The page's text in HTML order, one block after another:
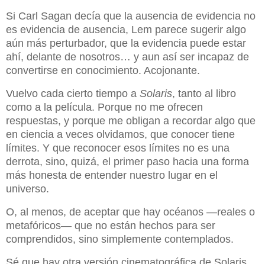
Si Carl Sagan decía que la ausencia de evidencia no
es evidencia de ausencia, Lem parece sugerir algo
aún más perturbador, que la evidencia puede estar
ahí, delante de nosotros… y aun así ser incapaz de
convertirse en conocimiento. Acojonante.
Vuelvo cada cierto tiempo a Solaris, tanto al libro
como a la película. Porque no me ofrecen
respuestas, y porque me obligan a recordar algo que
en ciencia a veces olvidamos, que conocer tiene
límites. Y que reconocer esos límites no es una
derrota, sino, quizá, el primer paso hacia una forma
más honesta de entender nuestro lugar en el
universo.
O, al menos, de aceptar que hay océanos —reales o
metafóricos— que no están hechos para ser
comprendidos, sino simplemente contemplados.